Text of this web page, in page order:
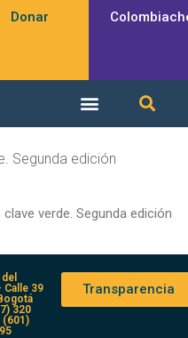
Donar
Segunda edición
verde. Segunda edición
39
320
(601)
Transparencia